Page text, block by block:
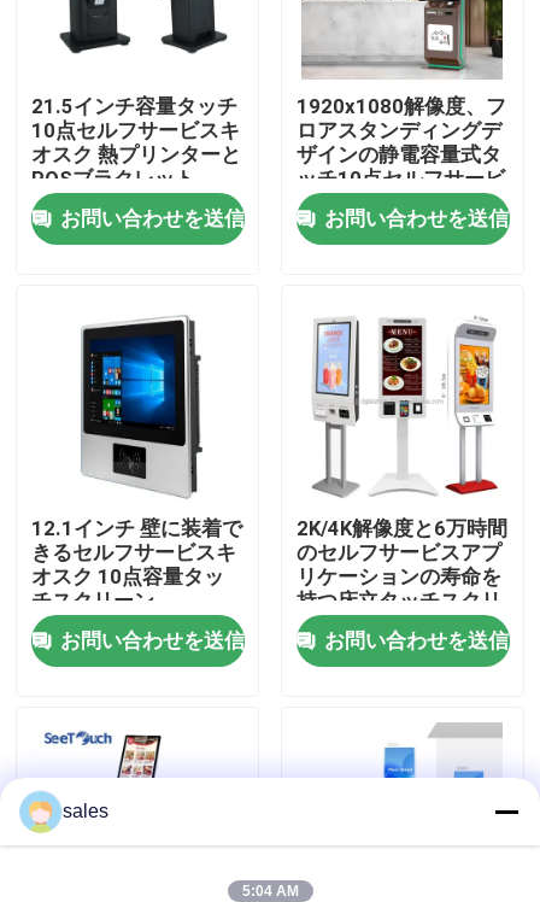
家
プロダクト
VRショー
私たちに関しては
工場旅行
品質管理
お問い合わせ
ブログ
21.5インチ容量タッチ
10点セルフサービスキ
オスク 熱プリンターと
POSブラクレット
お問い合わせを送信
1920x1080解像度、フ
ロアスタンディングデ
ザインの静電容量式タ
ッチ10点セルフサービ
スホテルチェックイン
キオスク
お問い合わせを送信
12.1インチ 壁に装着で
きるセルフサービスキ
オスク 10点容量タッ
チスクリーン
お問い合わせを送信
2K/4K解像度と6万時間
のセルフサービスアプ
リケーションの寿命を
持つ床立タッチスクリ
ーンキオスク
お問い合わせを送信
sales
5:04 AM